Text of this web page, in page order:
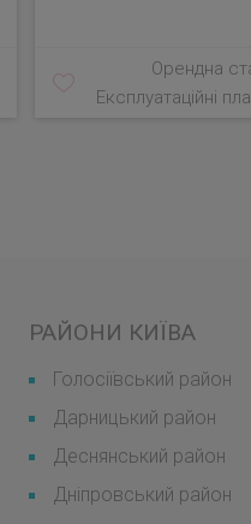
Орендна
Експлуатаційні
РАЙОНИ КИЇВА
Голосіївський район
Дарницький район
Деснянський район
Дніпровський район